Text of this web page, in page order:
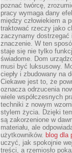
poznać twórcę,
pracy wymaga dany
między człowiekiem a
traktować rzeczy jako
zaczynamy dostrzegać
znaczenie. W ten
staje się nie tylko
świadome. Dom
musi być luksusowy.
ciepły i zbudowany na
Ciekawe jest to, że
oznacza odrzucenia
wiele współczesnych
techniki z nowym
stylem życia. Dzięki
są zakorzenione w
materiału, ale
użytkowników. blog dla
uczyć, jak spokojnie
treści, a rzemiosło